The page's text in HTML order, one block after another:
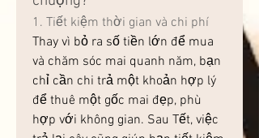
1. Tiết kiệm thời gian và chi phí
Thay vì bỏ ra số tiền lớn để mua
và chăm sóc mai quanh năm, bạn
chỉ cần chi trả một khoản hợp lý
để thuê một gốc mai đẹp, phù
hợp với không gian. Sau Tết, việc